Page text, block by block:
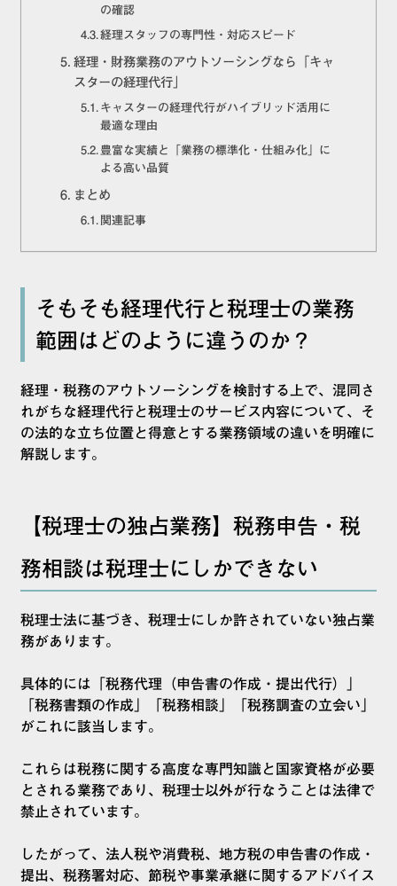
の確認
経理スタッフの専門性・対応スピード
経理・財務業務のアウトソーシングなら「キャ
スターの経理代行」
キャスターの経理代行がハイブリッド活用に
最適な理由
豊富な実績と「業務の標準化・仕組み化」に
よる高い品質
まとめ
関連記事
そもそも経理代行と税理士の業務
範囲はどのように違うのか？
経理・税務のアウトソーシングを検討する上で、混同さ
れがちな経理代行と税理士のサービス内容について、そ
の法的な立ち位置と得意とする業務領域の違いを明確に
解説します。
【税理士の独占業務】税務申告・税
務相談は税理士にしかできない
税理士法に基づき、税理士にしか許されていない独占業
務があります。
具体的には「税務代理（申告書の作成・提出代行）」
「税務書類の作成」「税務相談」「税務調査の立会い」
がこれに該当します。
これらは税務に関する高度な専門知識と国家資格が必要
とされる業務であり、税理士以外が行なうことは法律で
禁止されています。
したがって、法人税や消費税、地方税の申告書の作成・
提出、税務署対応、節税や事業承継に関するアドバイス